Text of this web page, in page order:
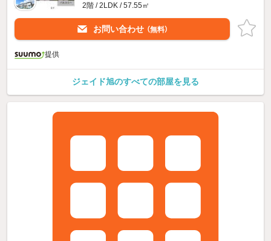
2階 / 2LDK / 57.55㎡
お問い合わせ （無料）
提供
ジェイド旭のすべての部屋を見る